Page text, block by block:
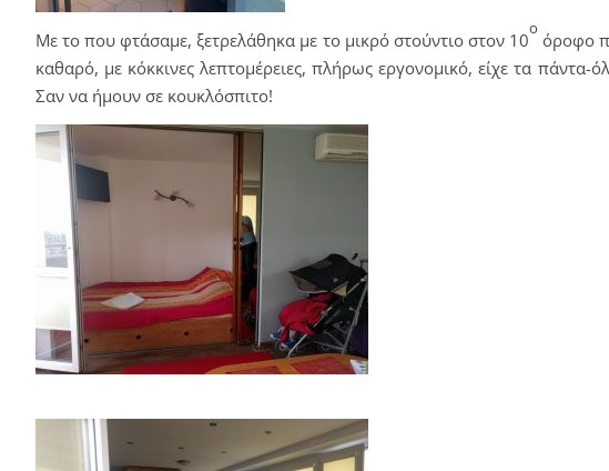
Με το που φτάσαμε, ξετρελάθηκα με το μικρό στούντιο στον 10
ο
όροφο
καθαρό, με κόκκινες λεπτομέρειες, πλήρως εργονομικό, είχε τα
Σαν να ήμουν σε κουκλόσπιτο!